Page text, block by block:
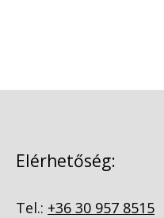
Elérhetőség:
Tel.: +36 30 957 8515